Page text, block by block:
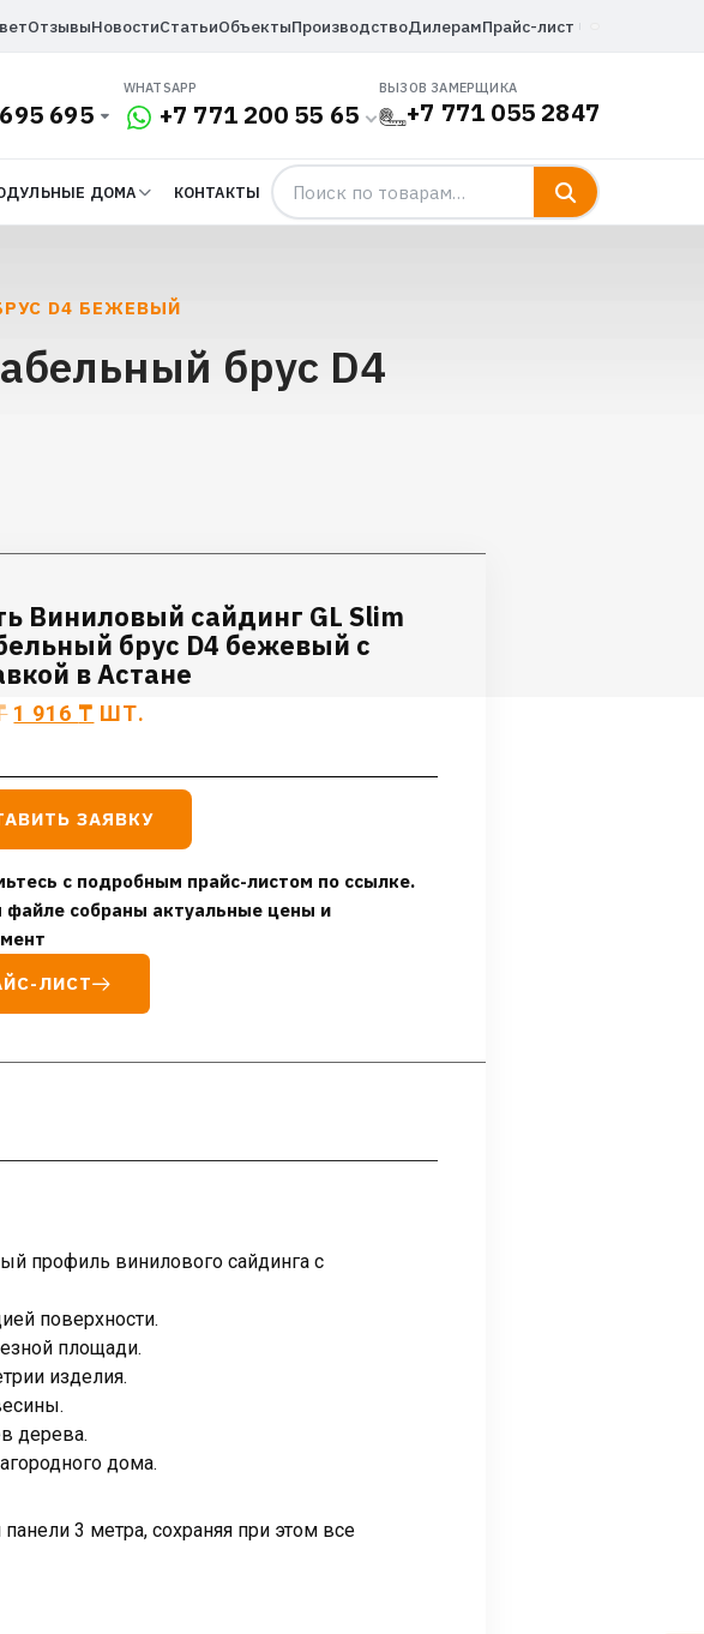
ОтзывыНовостиСтатьиОбъектыПроизводствоДилерамПрайс-лист
695
WHATSAPP
+7 771 200 55 65
ВЫЗОВ ЗАМЕРЩИКА
+7 771 055 2847
ДОМА КОНТАКТЫ
D4 БЕЖЕВЫЙ
брус D4
Виниловый сайдинг GL Slim
брус D4 бежевый с
в Астане
1 916 ₸ ШТ.
ЗАЯВКУ
с подробным прайс-листом по ссылке.
файле собраны актуальные цены и
ЛИСТ
профиль винилового сайдинга с
поверхности.
площади.
изделия.
дерева.
дома.
3 метра, сохраняя при этом все